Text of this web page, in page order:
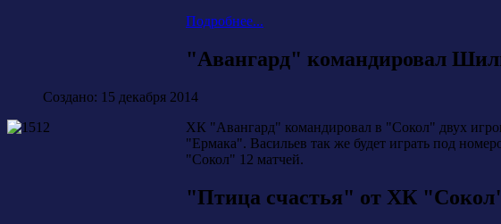
Подробнее...
"Авангард" командировал
Создано: 15 декабря 2014
ХК "Авангард" командировал в "Сокол" двух
"Ермака". Васильев так же будет играть под
"Сокол" 12 матчей.
"Птица счастья" от ХК